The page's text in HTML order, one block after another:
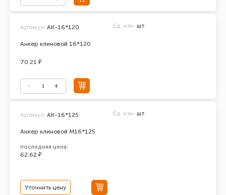
Анкер клиновой 16*120
Артикул: АК-16*120 Ед. изм. шт.
70.21 ₽
Анкер клиновой М16*125
Артикул: AK-16*125 Ед. изм. шт.
последняя цена:
62.62 ₽
Уточнить цену